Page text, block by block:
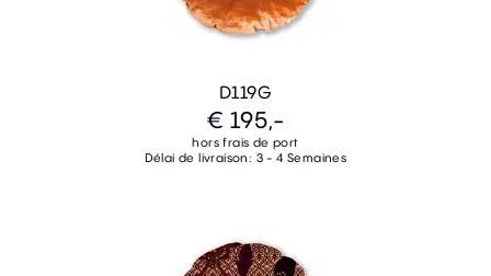
D119G
€ 195,-
hors frais de port
Délai de livraison: 3 - 4 Semaines